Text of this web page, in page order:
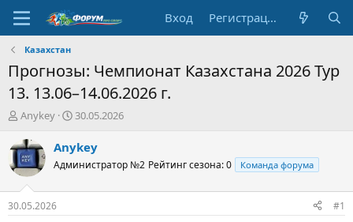
Вход Регистрация
Казахстан
Прогнозы: Чемпионат Казахстана 2026 Тур
13. 13.06–14.06.2026 г.
А
т
о
р
т
е
м
Anykey
Д
т
н
а
30.05.2026
Anykey
Администратор №2 Рейтинг сезона: 0 Команда форума
30.05.2026 #1